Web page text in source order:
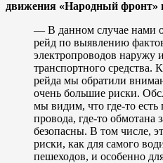
движения «Народный
— В данном случае нами
рейд по выявлению
электропроводов наружу
транспортного средства.
рейда мы обратили
очень большие риски.
мы видим, что где-то есть
провода, где-то обмотана
безопасны. В том числе,
риски, как для самого
пешеходов, и особенно